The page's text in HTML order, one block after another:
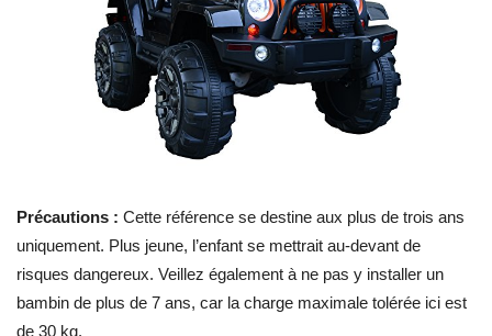
Précautions : Cette référence se destine aux plus de trois ans
uniquement. Plus jeune, l’enfant se mettrait au-devant de
risques dangereux. Veillez également à ne pas y installer un
bambin de plus de 7 ans, car la charge maximale tolérée ici est
de 30 kg.